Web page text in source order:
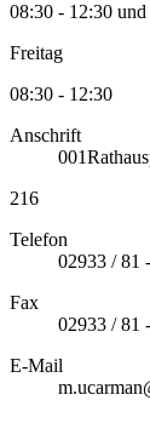
08:30 - 12:30
Freitag
08:30 - 12:30
Anschrift
001
216
Telefon
02933 / 81
Fax
02933 / 81
E-Mail